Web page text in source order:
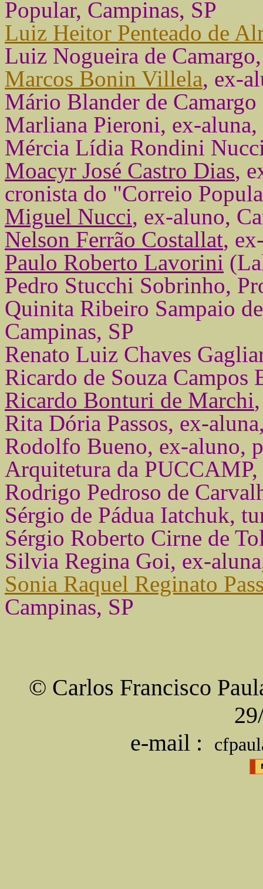
Popular, Campinas, SP
Luiz Heitor Penteado de
Luiz Nogueira de
Marcos Bonin Villela, ex-
Mário Blander de
Marliana Pieroni, ex-aluna,
Mércia Lídia Rondini
Moacyr José Castro Dias,
cronista do "Correio
Miguel Nucci, ex-aluno,
Nelson Ferrão Costallat,
Paulo Roberto Lavorini
Pedro Stucchi Sobrinho,
Quinita Ribeiro Sampaio
Campinas, SP
Renato Luiz Chaves
Ricardo de Souza Campos
Ricardo Bonturi de Marchi
Rita Dória Passos, ex-
Rodolfo Bueno, ex-aluno,
Arquitetura da PUCCAMP,
Rodrigo Pedroso de
Sérgio de Pádua Iatchuk,
Sérgio Roberto Cirne de
Silvia Regina Goi, ex-
Sonia Raquel Reginato
Campinas, SP
© Carlos Francisco
e-mail :